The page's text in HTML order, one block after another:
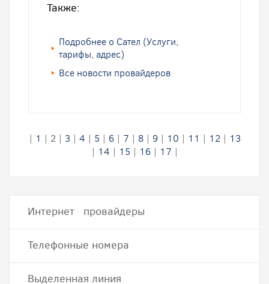
Также:
Подробнее о Сател (Услуги,
тарифы, адрес)
Все новости провайдеров
| 1 | 2| 3 | 4 | 5 | 6| 7 | 8| 9| 10 | 11 | 12| 13
| 14 | 15 | 16| 17 |
Интернет провайдеры
Телефонные номера
Выделенная линия